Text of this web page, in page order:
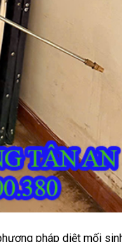
pháp diệt mối